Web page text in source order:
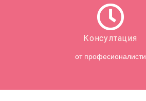
Консултация
от професионалисти